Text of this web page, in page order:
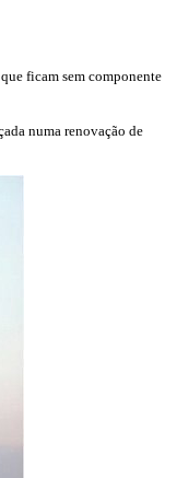
ficam sem componente
numa renovação de